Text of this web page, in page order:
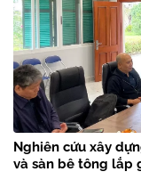
Nghiên cứu xây
và sàn bê tông lắp